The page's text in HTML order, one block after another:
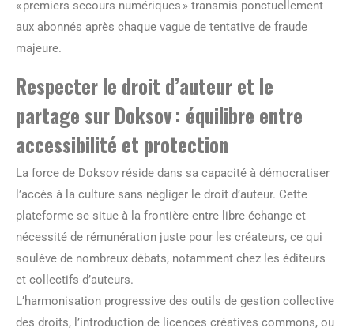
« premiers secours numériques » transmis ponctuellement
aux abonnés après chaque vague de tentative de fraude
majeure.
Respecter le droit d’auteur et le
partage sur Doksov : équilibre entre
accessibilité et protection
La force de Doksov réside dans sa capacité à démocratiser
l’accès à la culture sans négliger le droit d’auteur. Cette
plateforme se situe à la frontière entre libre échange et
nécessité de rémunération juste pour les créateurs, ce qui
soulève de nombreux débats, notamment chez les éditeurs
et collectifs d’auteurs.
L’harmonisation progressive des outils de gestion collective
des droits, l’introduction de licences créatives commons, ou